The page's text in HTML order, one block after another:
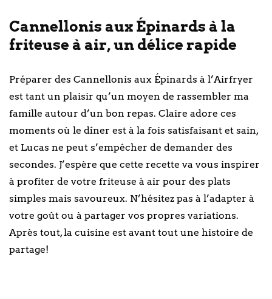
Cannellonis aux Épinards à la
friteuse à air, un délice rapide
Préparer des Cannellonis aux Épinards à l’Airfryer
est tant un plaisir qu’un moyen de rassembler ma
famille autour d’un bon repas. Claire adore ces
moments où le dîner est à la fois satisfaisant et sain,
et Lucas ne peut s’empêcher de demander des
secondes. J’espère que cette recette va vous inspirer
à profiter de votre friteuse à air pour des plats
simples mais savoureux. N’hésitez pas à l’adapter à
votre goût ou à partager vos propres variations.
Après tout, la cuisine est avant tout une histoire de
partage!